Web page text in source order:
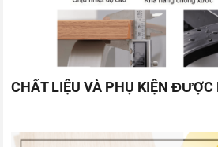
CHẤT LIỆU VÀ PHỤ KIỆN ĐƯỢC